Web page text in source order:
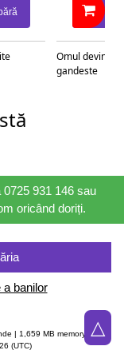
Omul devine
gandeste
931 146 sau
oricând doriți.
a banilor
| 1,659 MB memory |
(UTC)
△